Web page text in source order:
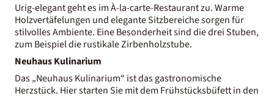
Urig-elegant geht es im À-la-carte-Restaurant zu. Warme
Holzvertäfelungen und elegante Sitzbereiche sorgen für
stilvolles Ambiente. Eine Besonderheit sind die drei Stuben,
zum Beispiel die rustikale Zirbenholzstube.
Neuhaus Kulinarium
Das „Neuhaus Kulinarium“ ist das gastronomische
Herzstück. Hier starten Sie mit dem Frühstücksbüfett in den